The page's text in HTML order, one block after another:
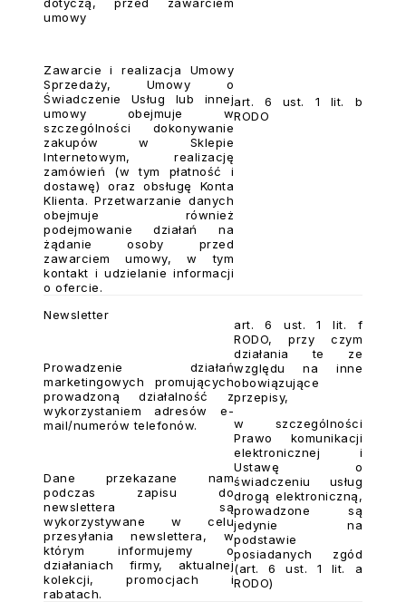
umowy
Zawarcie i realizacja Umowy
Sprzedaży, Umowy o
Świadczenie Usług lub innej
umowy obejmuje w
szczególności dokonywanie
zakupów w Sklepie
Internetowym, realizację
zamówień (w tym płatność i
dostawę) oraz obsługę Konta
Klienta. Przetwarzanie danych
obejmuje również
podejmowanie działań na
żądanie osoby przed
zawarciem umowy, w tym
kontakt i udzielanie informacji
o ofercie.
art. 6 ust. 1 lit. b
RODO
Newsletter
Prowadzenie działań
marketingowych promujących
prowadzoną działalność z
wykorzystaniem adresów e-
mail/numerów telefonów.
Dane przekazane nam
podczas zapisu do
newslettera są
wykorzystywane w celu
przesyłania newslettera, w
którym informujemy o
działaniach firmy, aktualnej
kolekcji, promocjach i
rabatach.
art. 6 ust. 1 lit. f
RODO, przy czym
działania te ze
względu na inne
obowiązujące
przepisy,
w szczególności
Prawo komunikacji
elektronicznej i
Ustawę o
świadczeniu usług
drogą elektroniczną,
prowadzone są
jedynie na
podstawie
posiadanych zgód
(art. 6 ust. 1 lit. a
RODO)